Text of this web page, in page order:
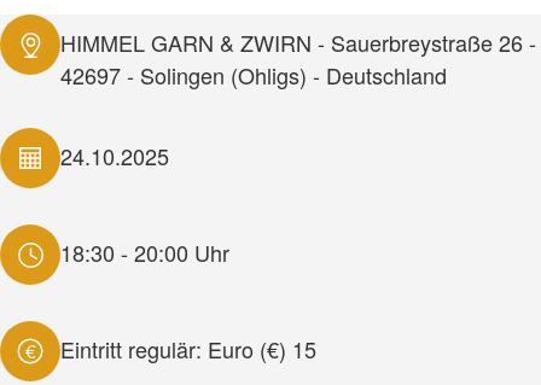
HIMMEL GARN & ZWIRN - Sauerbreystraße 26 -
42697 - Solingen (Ohligs) - Deutschland
24.10.2025
18:30 - 20:00 Uhr
€ Eintritt regulär: Euro (€) 15